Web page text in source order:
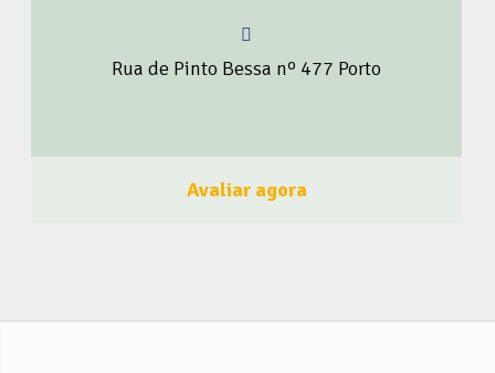
atendimento. Faça como a Nipe Barbersho Porto, seja um
membro do BrasileiroSou! Clique aqui e Faça Parte!
Rua de Pinto Bessa nº 477 Porto
Avaliar agora